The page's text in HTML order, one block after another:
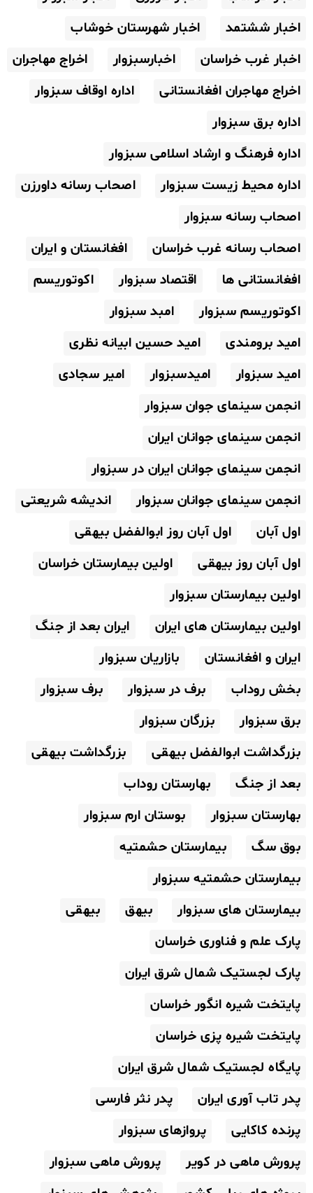
اخبار ششتمد
اخبار شهرستان خوشاب
اخبار غرب خراسان
اخبارسبزوار
اخراج مهاجران
اخراج مهاجران افغانستانی
اداره اوقاف سبزوار
اداره برق سبزوار
اداره فرهنگ و ارشاد اسلامی سبزوار
اداره محیط زیست سبزوار
اصحاب رسانه داورزن
اصحاب رسانه سبزوار
اصحاب رسانه غرب خراسان
افغانستان و ایران
افغانستانی ها
اقتصاد سبزوار
اکوتوریسم
اکوتوریسم سبزوار
امبد سبزوار
امید برومندی
امید حسین ابیانه نظری
امید سبزوار
امیدسبزوار
امیر سجادی
انجمن سینمای جوان سبزوار
انجمن سینمای جوانان ایران
انجمن سینمای جوانان ایران در سبزوار
انجمن سینمای جوانان سبزوار
اندیشه شریعتی
اول آبان
اول آبان روز ابوالفضل بیهقی
اول آبان روز بیهقی
اولین بیمارستان خراسان
اولین بیمارستان سبزوار
اولین بیمارستان های ایران
ایران بعد از جنگ
ایران و افغانستان
بازاریان سبزوار
بخش روداب
برف در سبزوار
برف سبزوار
برق سبزوار
بزرگان سبزوار
بزرگداشت ابوالفضل بیهقی
بزرگداشت بیهقی
بعد از جنگ
بهارستان روداب
بهارستان سبزوار
بوستان ارم سبزوار
بوق سگ
بیمارستان حشمتیه
بیمارستان حشمتیه سبزوار
بیمارستان های سبزوار
بیهق
بیهقی
پارک علم و فناوری خراسان
پارک لجستیک شمال شرق ایران
پایتخت شیره انگور خراسان
پایتخت شیره پزی خراسان
پایگاه لجستیک شمال شرق ایران
پدر تاب آوری ایران
پدر نثر فارسی
پرنده کاکایی
پروازهای سبزوار
پرورش ماهی در کویر
پرورش ماهی سبزوار